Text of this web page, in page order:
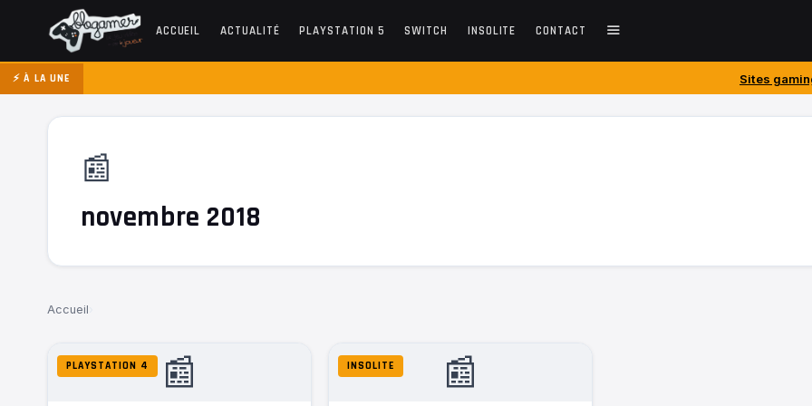
ACCUEIL ACTUALITÉ PLAYSTATION 5 SWITCH INSOLITE CONTACT
⚡ À LA UNE Sites gaming créés avant
📰
novembre 2018
Accueil
📰
PLAYSTATION 4 📰
INSOLITE